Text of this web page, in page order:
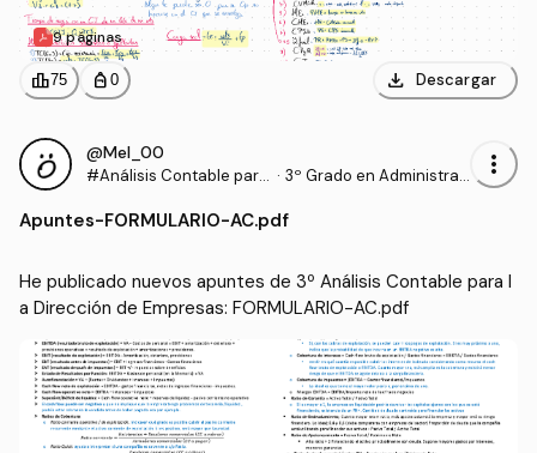
9 páginas
leaderboard75 personal_bag 0 download Descargar
@Mel_00
#Análisis Contable para
s
· 3º Grado en Administrac
sas (UHU)
more_vert
Apuntes-FORMULARIO-AC.pdf
He publicado nuevos apuntes de 3º Análisis Contable para l
a Dirección de Empresas: FORMULARIO-AC.pdf